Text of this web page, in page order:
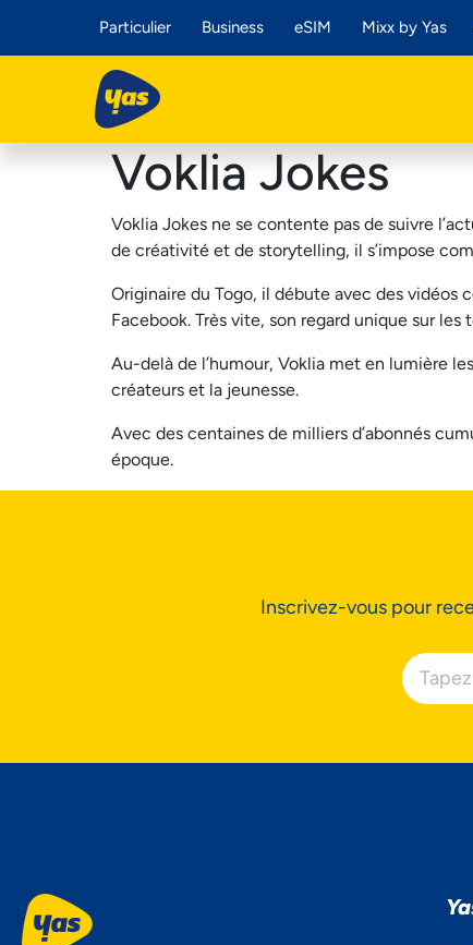
Particulier Business eSIM Mixx by Yas
Voklia Jokes​
Voklia Jokes ne se contente pas de suivre
de créativité et de storytelling, il s’impose
Originaire du Togo, il débute avec des vidéos
Facebook. Très vite, son regard unique sur les
Au-delà de l’humour, Voklia met en lumière
créateurs et la jeunesse.
Avec des centaines de milliers d’abonnés
époque.
Inscrivez-vous pour